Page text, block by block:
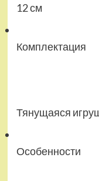
12 см
Комплектация
Тянущаяся
Особенности